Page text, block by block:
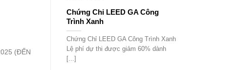
(ĐẾN
Chứng Chỉ LEED GA Công
Trình Xanh
Chứng Chỉ LEED GA Công Trình Xanh
Lệ phí dự thi được giảm 60% dành
[...]